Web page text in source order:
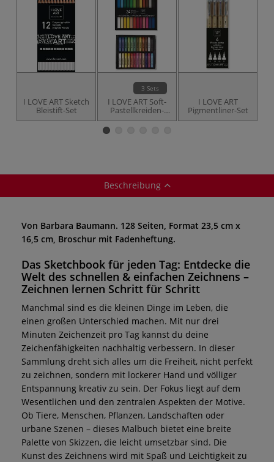
I LOVE ART Sketch
Bleistift-Set
3 Sets
I LOVE ART Soft-
Pastellkreiden-
Sets
I LOVE ART
Pigmentliner-Set
Beschreibung
Von Barbara Baumann. 128 Seiten, Format 23,5 cm x
16,5 cm, Broschur mit Fadenheftung.
Das Sketchbook für jeden Tag: Entdecke die
Welt des schnellen & einfachen Zeichnens –
Zeichnen lernen Schritt für Schritt
Manchmal sind es die kleinen Dinge im Leben, die
einen großen Unterschied machen. Mit nur drei
Minuten Zeichenzeit pro Tag kannst du deine
Zeichenfähigkeiten nachhaltig verbessern. In dieser
Sammlung dreht sich alles um die Freiheit, nicht perfekt
zu zeichnen, sondern mit lockerer Hand und völliger
Entspannung kreativ zu sein. Der Fokus liegt auf dem
Wesentlichen und den zentralen Aspekten der Motive.
Ob Tiere, Menschen, Pflanzen, Landschaften oder
urbane Szenen – dieses Malbuch bietet eine breite
Palette von Skizzen, die leicht umsetzbar sind. Die
Kunst des Zeichnens wird mit Spaß und Leichtigkeit zu